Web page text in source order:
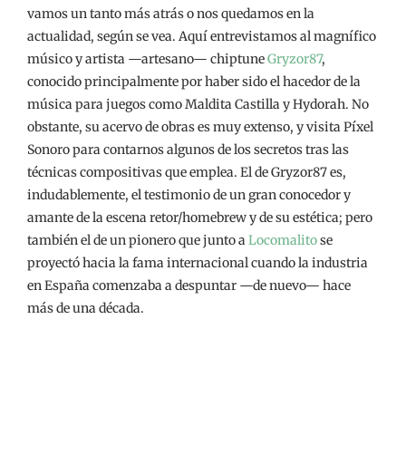
vamos un tanto más atrás o nos quedamos en la
actualidad, según se vea. Aquí entrevistamos al magnífico
músico y artista —artesano— chiptuneGryzor87,
conocido principalmente por haber sido el hacedor de la
música para juegos como Maldita Castilla y Hydorah. No
obstante, su acervo de obras es muy extenso, y visita Píxel
Sonoro para contarnos algunos de los secretos tras las
técnicas compositivas que emplea. El de Gryzor87 es,
indudablemente, el testimonio de un gran conocedor y
amante de la escena retor/homebrew y de su estética; pero
también el de un pionero que junto aLocomalitose
proyectó hacia la fama internacional cuando la industria
en España comenzaba a despuntar —de nuevo— hace
más de una década.